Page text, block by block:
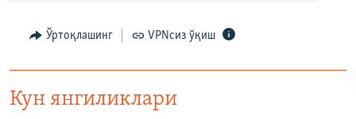
Ўртоқлашинг VPNсиз ўқиш
Кун янгиликлари